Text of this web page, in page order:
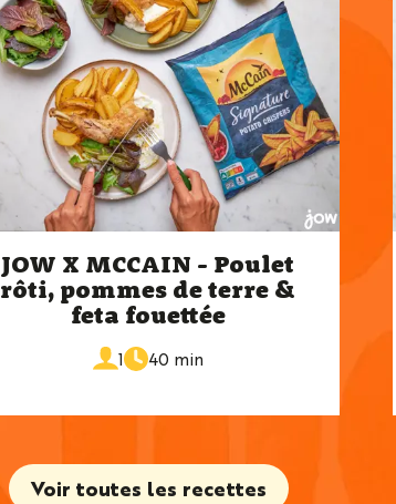
JOW X MCCAIN - Poulet
rôti, pommes de terre &
feta fouettée
1
portions40 min
de
cuisson
Voir toutes les recettes